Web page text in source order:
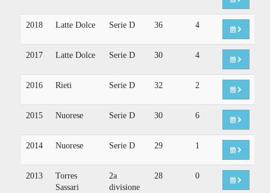
2018 Latte Dolce Serie D 36 4
2017 Latte Dolce Serie D 30 4
2016 Rieti Serie D 32 2
2015 Nuorese Serie D 30 6
2014 Nuorese Serie D 29 1
2013
Torres
Sassari
2a
divisione
28 0